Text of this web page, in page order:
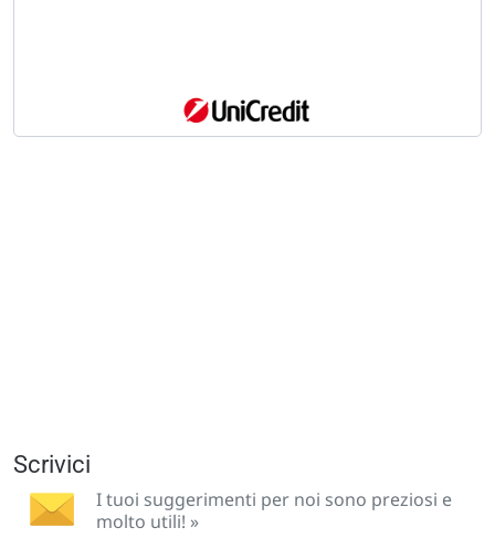
Scrivici
I tuoi suggerimenti per noi sono preziosi e
molto utili! »